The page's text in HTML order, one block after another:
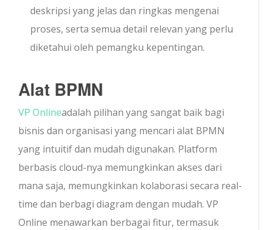
deskripsi yang jelas dan ringkas mengenai
proses, serta semua detail relevan yang perlu
diketahui oleh pemangku kepentingan.
Alat BPMN
VP Onlineadalah pilihan yang sangat baik bagi
bisnis dan organisasi yang mencari alat BPMN
yang intuitif dan mudah digunakan. Platform
berbasis cloud-nya memungkinkan akses dari
mana saja, memungkinkan kolaborasi secara real-
time dan berbagi diagram dengan mudah. VP
Online menawarkan berbagai fitur, termasuk